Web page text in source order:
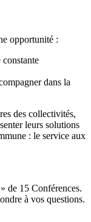
opportunité :
dans la
des collectivités,
leurs solutions
: le service aux
de 15 Conférences.
à vos questions.